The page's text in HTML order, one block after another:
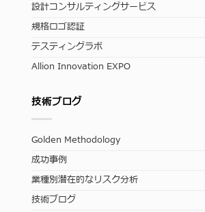
設計コンサルティングサービス
規格ロゴ認証
テスティングラボ
Allion Innovation EXPO
技術ブログ
Golden Methodology
成功事例
業種別潜在的なリスク分析
技術ブログ